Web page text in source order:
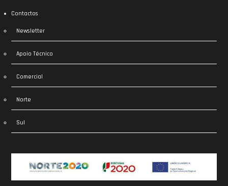
Contactos
Newsletter
Apoio Técnico
Comercial
Norte
Sul